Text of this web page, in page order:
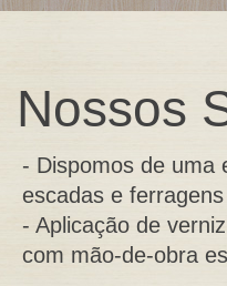
Nossos
- Dispomos de uma
escadas e
- Aplicação de
com mão-de-obra